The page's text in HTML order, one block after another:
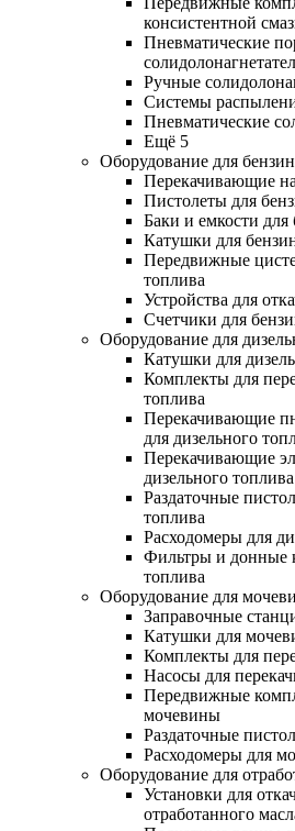
консистентной
Пневматические
Ручные
Системы
Пневматические
Ещё 5
Оборудование для
Перекачивающие
Пистолеты для
Баки и емкости для
Катушки для
Передвижные
топлива
Устройства для
Счетчики для
Оборудование для
Катушки для
Комплекты для
топлива
Перекачивающие
для дизельного
Перекачивающие
дизельного топлива
Раздаточные
топлива
Расходомеры для
Фильтры и донные
топлива
Оборудование для
Заправочные
Катушки для
Комплекты для
Насосы для
Передвижные
мочевины
Раздаточные
Расходомеры для
Оборудование для
Установки для
отработанного